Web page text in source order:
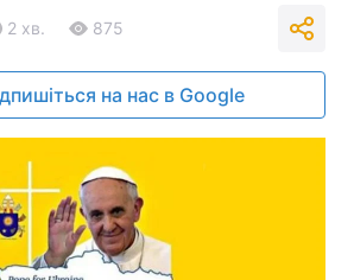
2 хв. 875
на нас в Google